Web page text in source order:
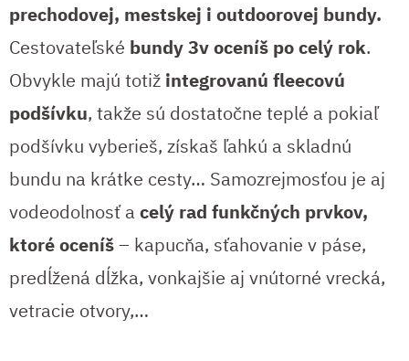
prechodovej, mestskej i outdoorovej bundy.
Cestovateľské bundy 3v oceníš po celý rok.
Obvykle majú totiž integrovanú fleecovú
podšívku, takže sú dostatočne teplé a pokiaľ
podšívku vyberieš, získaš ľahkú a skladnú
bundu na krátke cesty… Samozrejmosťou je aj
vodeodolnosť a celý rad funkčných prvkov,
ktoré oceníš– kapucňa, sťahovanie v páse,
predĺžená dĺžka, vonkajšie aj vnútorné vrecká,
vetracie otvory,…